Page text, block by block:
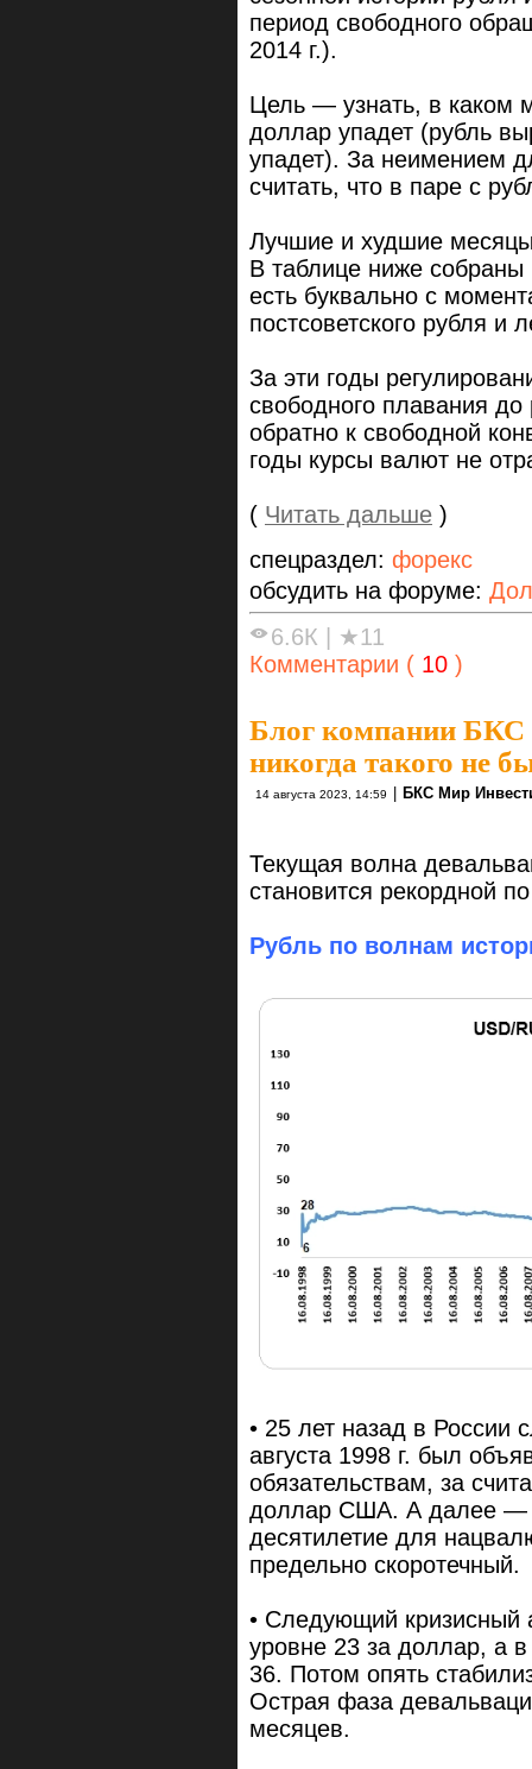
период свободного
2014 г.).
Цель — узнать, в каком
доллар упадет (рубль
упадет). За неимением
считать, что в паре с
Лучшие и худшие
В таблице ниже собраны
есть буквально с
постсоветского рубля и
За эти годы
свободного плавания
обратно к свободной
годы курсы валют не
( Читать дальше )
спецраздел: форекс
обсудить на форуме:
6.6К
★11
Комментарии ( 10 )
Блог компании БКС
никогда такого не
14 августа 2023, 14:59 БКС Мир
Текущая волна
становится рекордной
Рубль по волнам
• 25 лет назад в России
августа 1998 г. был
обязательствам, за
доллар США. А далее —
десятилетие для
предельно скоротечный.
• Следующий кризисный
уровне 23 за доллар, а
36. Потом опять
Острая фаза
месяцев.